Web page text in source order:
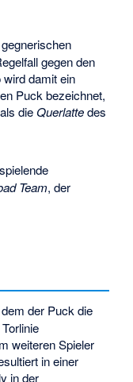
gegen den
damit ein
Puck bezeichnet,
dieQuerlattedes
Team, der
der Puck die
weiteren Spieler
in einer
in der